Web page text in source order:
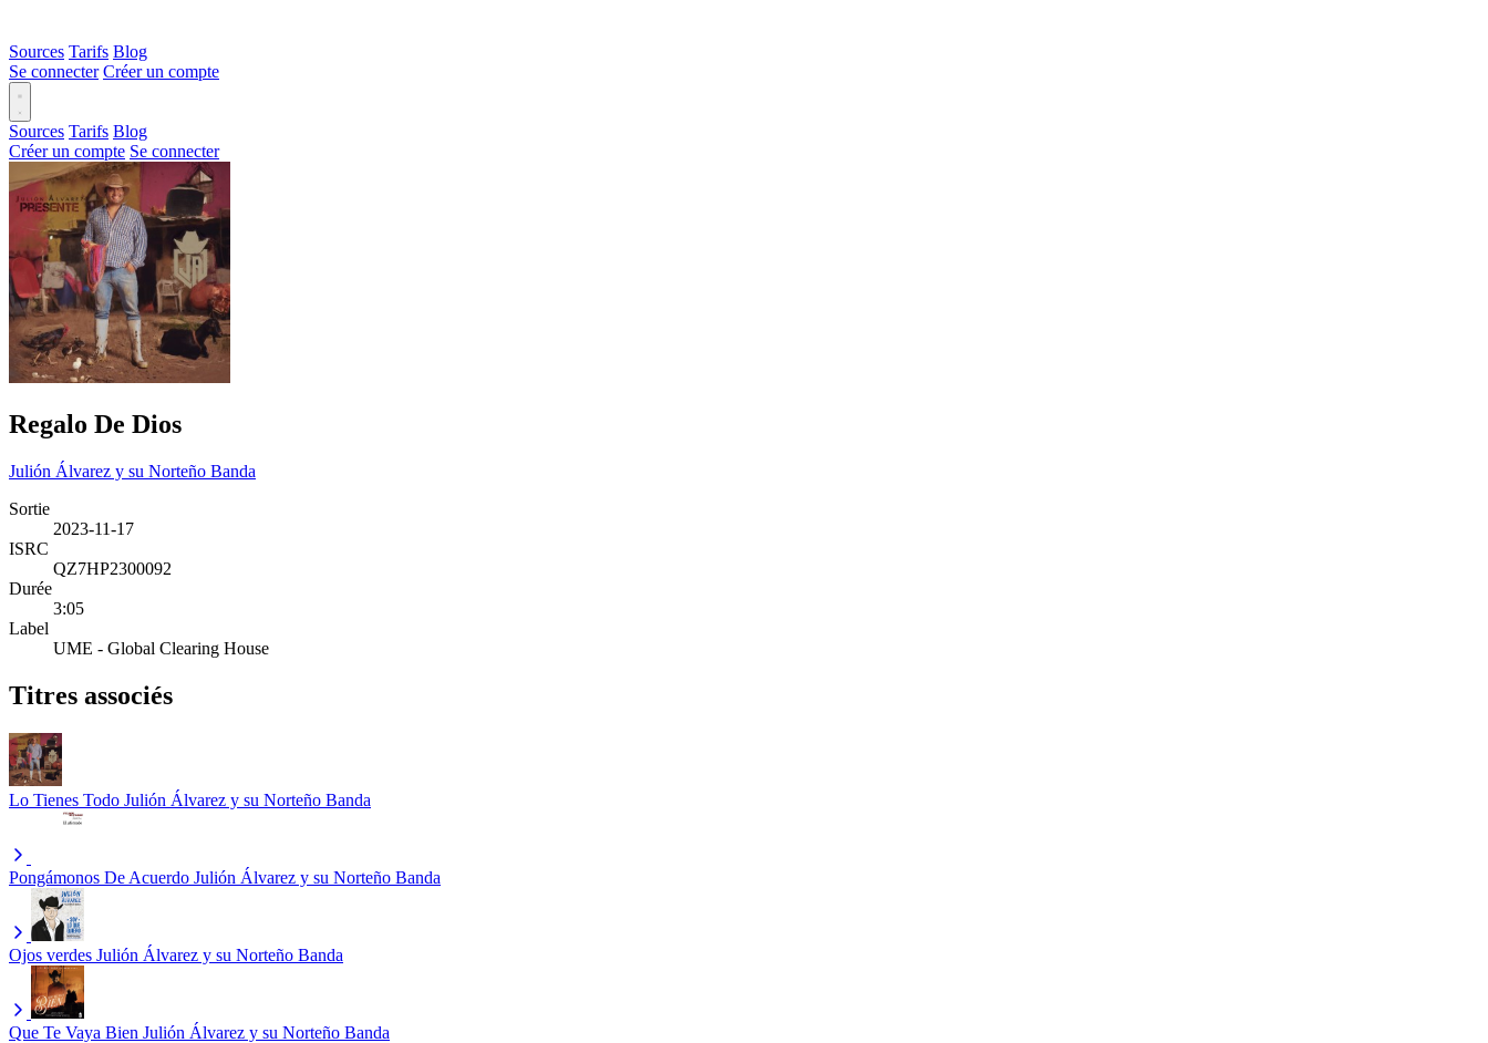
Sources Tarifs Blog
Se connecter Créer un compte
Sources Tarifs Blog
Créer un compte Se connecter
Regalo De Dios
Julión Álvarez y su Norteño Banda
Sortie
2023-11-17
ISRC
QZ7HP2300092
Durée
3:05
Label
UME - Global Clearing House
Titres associés
Lo Tienes Todo Julión Álvarez y su Norteño Banda
Pongámonos De Acuerdo Julión Álvarez y su Norteño Banda
Ojos verdes Julión Álvarez y su Norteño Banda
Que Te Vaya Bien Julión Álvarez y su Norteño Banda